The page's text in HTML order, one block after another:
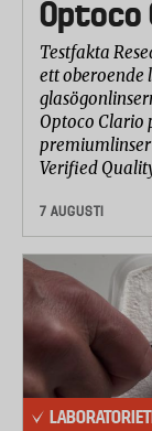
häktades fast
del
togs bort 3000
Väskorna
ojämnheter.
två hjul i en
hastighet av
Fallprov
Väskorna föll
så att de
på låset, på
Optoco
Testfakta
ett oberoende
Optoco Clario
Verified
7 AUGUSTI